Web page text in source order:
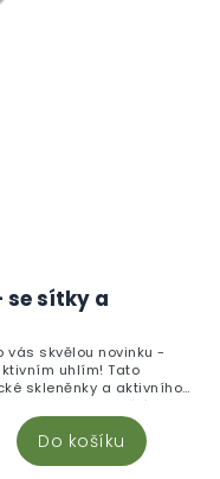
se sítky a
Do košíku
vás skvělou novinku -
uhlím! Tato
skleněnky a aktivního
vychutnat skvělý